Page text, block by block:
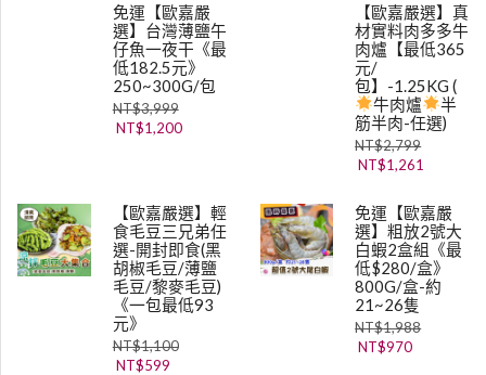
免運【歐嘉嚴
選】台灣薄鹽午
仔魚一夜干《最
低182.5元》
250~300G/包
NT$3,999
NT$1,200
【歐嘉嚴選】真
材實料肉多多牛
肉爐【最低365
元/
包】-1.25KG (
牛肉爐
半
筋半肉-任選)
NT$2,799
NT$1,261
【歐嘉嚴選】輕
食毛豆三兄弟任
選-開封即食(黑
胡椒毛豆/薄鹽
毛豆/黎麥毛豆)
《一包最低93
元》
NT$1,100
NT$599
免運【歐嘉嚴
選】粗放2號大
白蝦2盒組《最
低$280/盒》
800G/盒-約
21~26隻
NT$1,988
NT$970